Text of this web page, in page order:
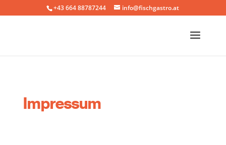
+43 664 88787244 info@fischgastro.at
Impressum